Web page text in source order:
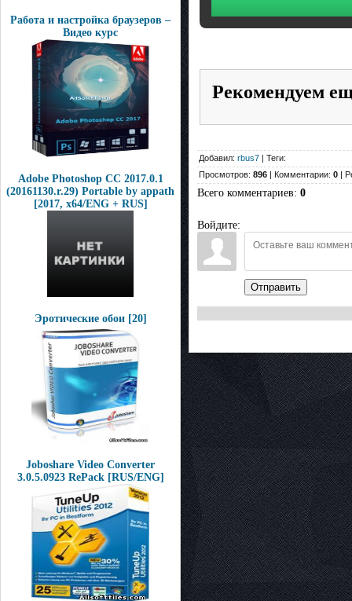
Работа и настройка браузеров –
Видео курс
Adobe Photoshop CC 2017.0.1
(20161130.r.29) Portable by appath
[2017, x64/ENG + RUS]
Эротические обои [20]
Joboshare Video Converter
3.0.5.0923 RePack [RUS/ENG]
Рекомендуем
Добавил: rbus7 | Теги:
Просмотров: 896 | Комментарии: 0 |
Всего комментариев: 0
Войдите:
Отправить